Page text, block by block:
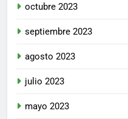
octubre 2023
septiembre 2023
agosto 2023
julio 2023
mayo 2023